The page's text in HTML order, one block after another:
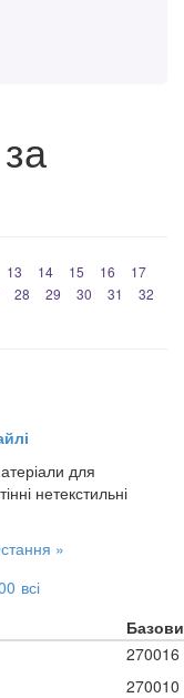
13 14 15 16
17
28 29 30 31
32
для
нетекстильні
»
всі
270016
270010